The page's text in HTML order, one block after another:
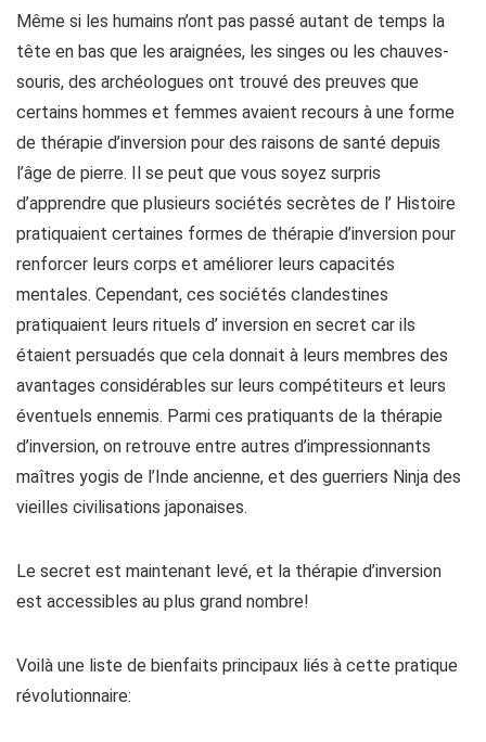
Même si les humains n’ont pas passé autant de temps la
tête en bas que les araignées, les singes ou les chauves-
souris, des archéologues ont trouvé des preuves que
certains hommes et femmes avaient recours à une forme
de thérapie d’inversion pour des raisons de santé depuis
l’âge de pierre. Il se peut que vous soyez surpris
d’apprendre que plusieurs sociétés secrètes de l’ Histoire
pratiquaient certaines formes de thérapie d’inversion pour
renforcer leurs corps et améliorer leurs capacités
mentales. Cependant, ces sociétés clandestines
pratiquaient leurs rituels d’ inversion en secret car ils
étaient persuadés que cela donnait à leurs membres des
avantages considérables sur leurs compétiteurs et leurs
éventuels ennemis. Parmi ces pratiquants de la thérapie
d’inversion, on retrouve entre autres d’impressionnants
maîtres yogis de l’Inde ancienne, et des guerriers Ninja des
vieilles civilisations japonaises.
Le secret est maintenant levé, et la thérapie d’inversion
est accessibles au plus grand nombre!
Voilà une liste de bienfaits principaux liés à cette pratique
révolutionnaire: